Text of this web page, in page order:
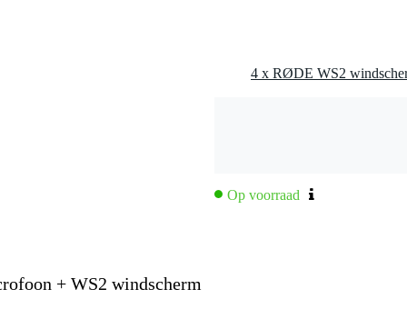
Op voorraad
+ WS2 windscherm